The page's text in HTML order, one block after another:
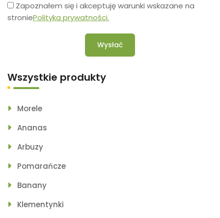
Zapoznałem się i akceptuję warunki wskazane na
stroniePolityka prywatności.
Wysłać
Wszystkie produkty
Morele
Ananas
Arbuzy
Pomarańcze
Banany
Klementynki